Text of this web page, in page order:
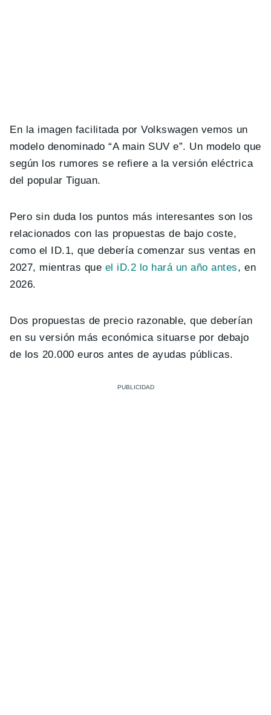
En la imagen facilitada por Volkswagen vemos un
modelo denominado “A main SUV e”. Un modelo que
según los rumores se refiere a la versión eléctrica
del popular Tiguan.
Pero sin duda los puntos más interesantes son los
relacionados con las propuestas de bajo coste,
como el ID.1, que debería comenzar sus ventas en
2027, mientras que el iD.2 lo hará un año antes, en
2026.
Dos propuestas de precio razonable, que deberían
en su versión más económica situarse por debajo
de los 20.000 euros antes de ayudas públicas.